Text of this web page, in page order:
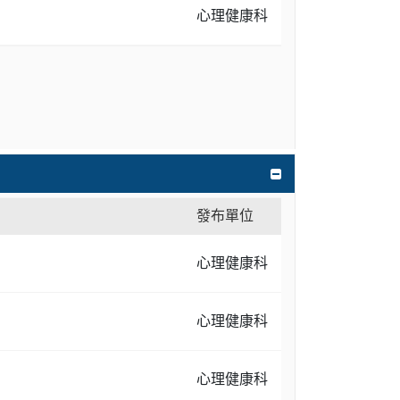
心理健康科
發布單位
心理健康科
心理健康科
心理健康科